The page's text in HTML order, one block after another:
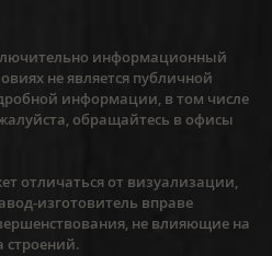
информационный
не является публичной
информации, в том числе
обращайтесь в офисы
отличаться от визуализации,
изготовитель вправе
не влияющие на
строений.